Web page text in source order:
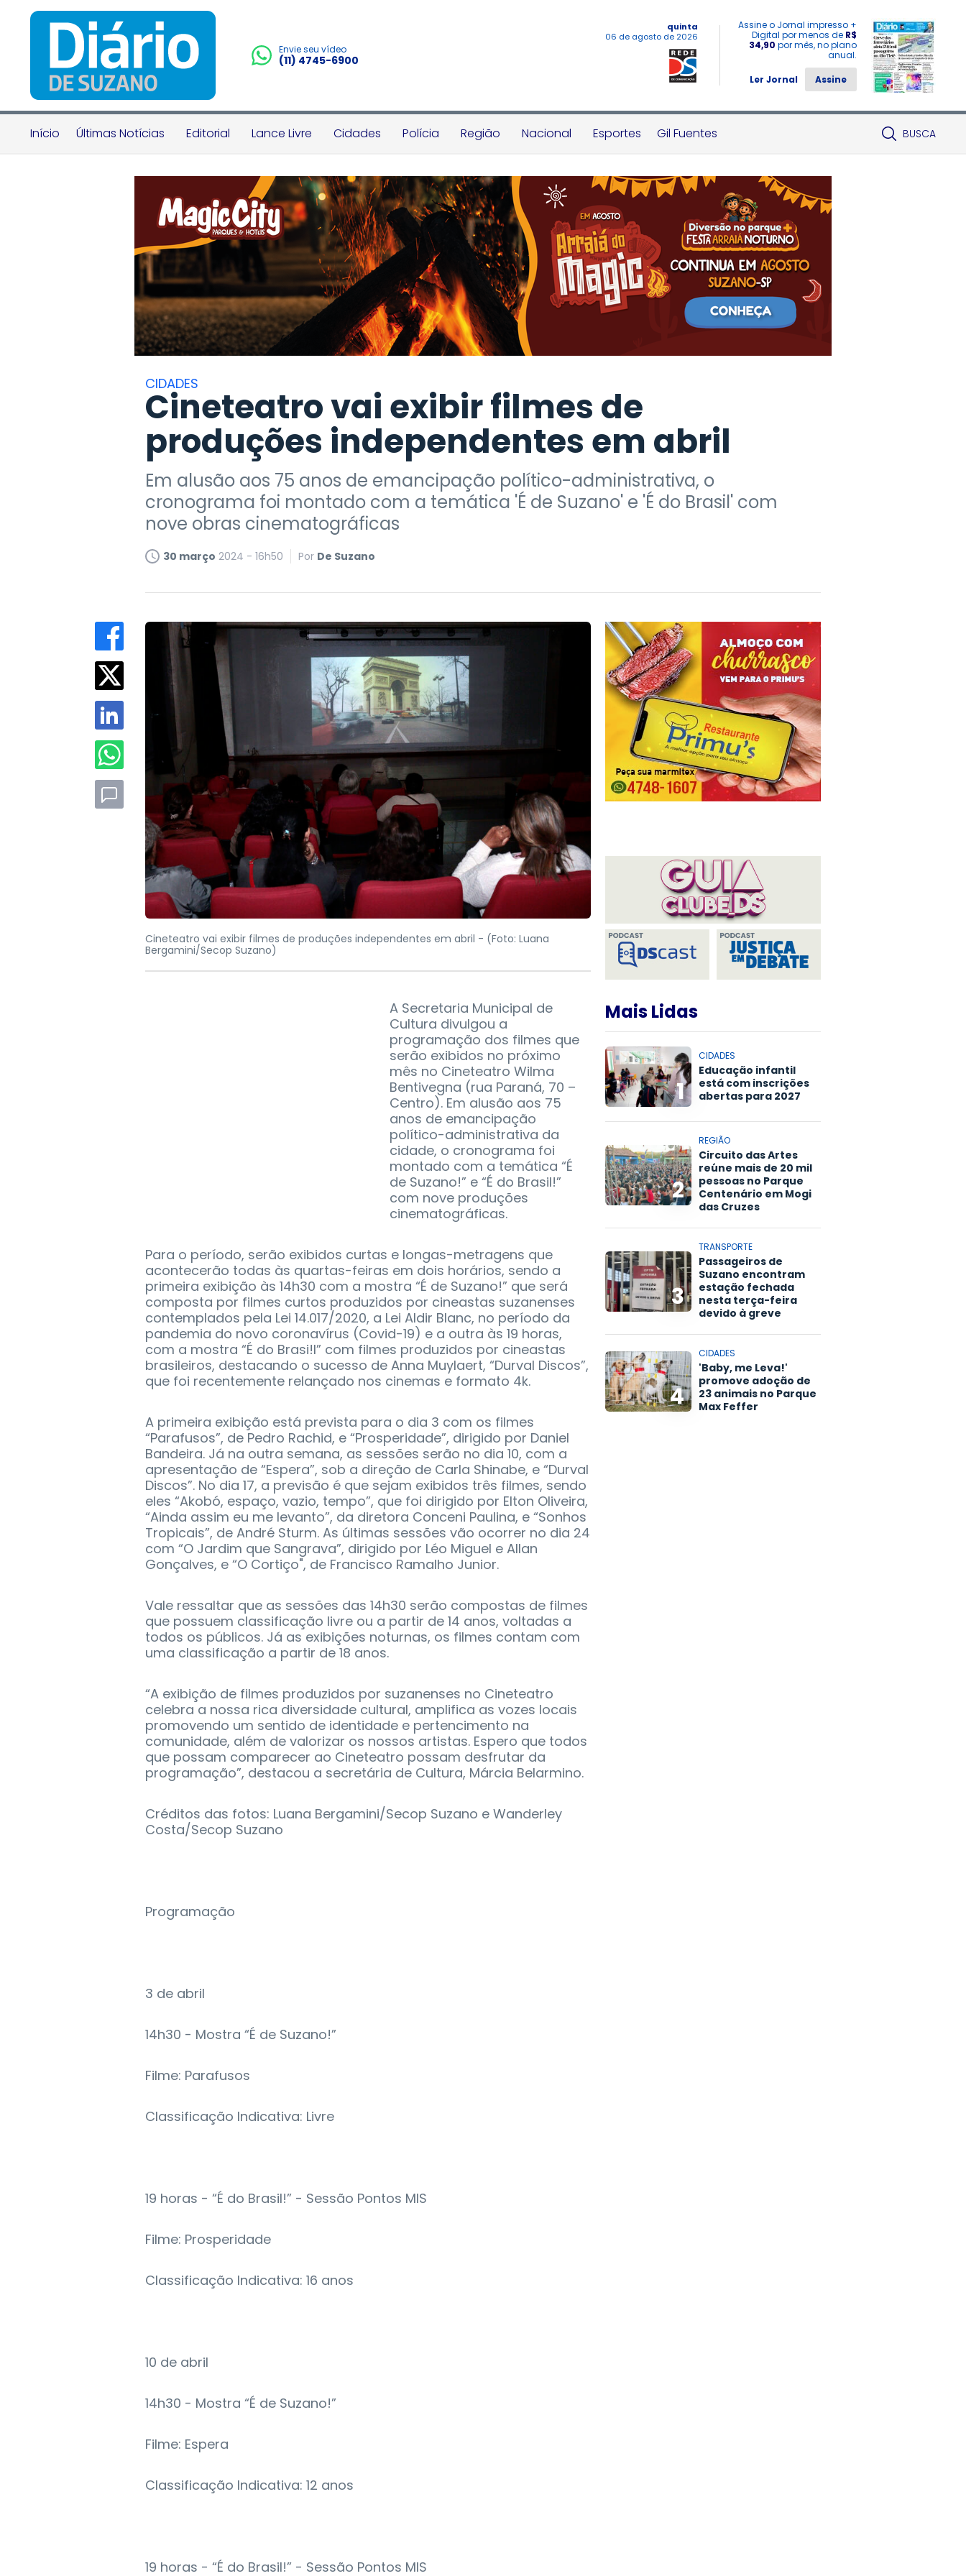
Envie seu vídeo
(11) 4745-6900
quinta
06 de agosto de 2026
Assine o Jornal impresso +
Digital por menos de R$
34,90 por mês, no plano
anual.
Ler Jornal
Assine
Início Últimas Notícias Editorial Lance Livre Cidades Polícia Região Nacional Esportes Gil Fuentes BUSCA
CIDADES
Cineteatro vai exibir filmes de
produções independentes em abril
Em alusão aos 75 anos de emancipação político-administrativa, o
cronograma foi montado com a temática 'É de Suzano' e 'É do Brasil' com
nove obras cinematográficas
30 março 2024 - 16h50 Por De Suzano
Cineteatro vai exibir filmes de produções independentes em abril - (Foto: Luana
Bergamini/Secop Suzano)
A Secretaria Municipal de
Cultura divulgou a
programação dos filmes que
serão exibidos no próximo
mês no Cineteatro Wilma
Bentivegna (rua Paraná, 70 –
Centro). Em alusão aos 75
anos de emancipação
político-administrativa da
cidade, o cronograma foi
montado com a temática “É
de Suzano!” e “É do Brasil!”
com nove produções
cinematográficas.
Para o período, serão exibidos curtas e longas-metragens que
acontecerão todas às quartas-feiras em dois horários, sendo a
primeira exibição às 14h30 com a mostra “É de Suzano!” que será
composta por filmes curtos produzidos por cineastas suzanenses
contemplados pela Lei 14.017/2020, a Lei Aldir Blanc, no período da
pandemia do novo coronavírus (Covid-19) e a outra às 19 horas,
com a mostra “É do Brasi!l” com filmes produzidos por cineastas
brasileiros, destacando o sucesso de Anna Muylaert, “Durval Discos”,
que foi recentemente relançado nos cinemas e formato 4k.
A primeira exibição está prevista para o dia 3 com os filmes
“Parafusos”, de Pedro Rachid, e “Prosperidade”, dirigido por Daniel
Bandeira. Já na outra semana, as sessões serão no dia 10, com a
apresentação de “Espera”, sob a direção de Carla Shinabe, e “Durval
Discos”. No dia 17, a previsão é que sejam exibidos três filmes, sendo
eles “Akobó, espaço, vazio, tempo”, que foi dirigido por Elton Oliveira,
“Ainda assim eu me levanto”, da diretora Conceni Paulina, e “Sonhos
Tropicais”, de André Sturm. As últimas sessões vão ocorrer no dia 24
com “O Jardim que Sangrava”, dirigido por Léo Miguel e Allan
Gonçalves, e “O Cortiço", de Francisco Ramalho Junior.
Vale ressaltar que as sessões das 14h30 serão compostas de filmes
que possuem classificação livre ou a partir de 14 anos, voltadas a
todos os públicos. Já as exibições noturnas, os filmes contam com
uma classificação a partir de 18 anos.
“A exibição de filmes produzidos por suzanenses no Cineteatro
celebra a nossa rica diversidade cultural, amplifica as vozes locais
promovendo um sentido de identidade e pertencimento na
comunidade, além de valorizar os nossos artistas. Espero que todos
que possam comparecer ao Cineteatro possam desfrutar da
programação”, destacou a secretária de Cultura, Márcia Belarmino.
Créditos das fotos: Luana Bergamini/Secop Suzano e Wanderley
Costa/Secop Suzano
Programação
3 de abril
14h30 - Mostra “É de Suzano!”
Filme: Parafusos
Classificação Indicativa: Livre
19 horas - “É do Brasil!” - Sessão Pontos MIS
Filme: Prosperidade
Classificação Indicativa: 16 anos
10 de abril
14h30 - Mostra “É de Suzano!”
Filme: Espera
Classificação Indicativa: 12 anos
19 horas - “É do Brasil!” - Sessão Pontos MIS
Mais Lidas
1
CIDADES
Educação infantil
está com inscrições
abertas para 2027
2
REGIÃO
Circuito das Artes
reúne mais de 20 mil
pessoas no Parque
Centenário em Mogi
das Cruzes
3
TRANSPORTE
Passageiros de
Suzano encontram
estação fechada
nesta terça-feira
devido à greve
4
CIDADES
'Baby, me Leva!'
promove adoção de
23 animais no Parque
Max Feffer